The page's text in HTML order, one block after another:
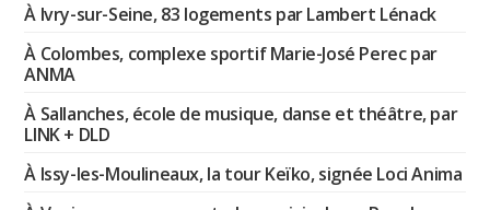
À Ivry-sur-Seine, 83 logements par Lambert Lénack
À Colombes, complexe sportif Marie-José Perec par
ANMA
À Sallanches, école de musique, danse et théâtre, par
LINK + DLD
À Issy-les-Moulineaux, la tour Keïko, signée Loci Anima